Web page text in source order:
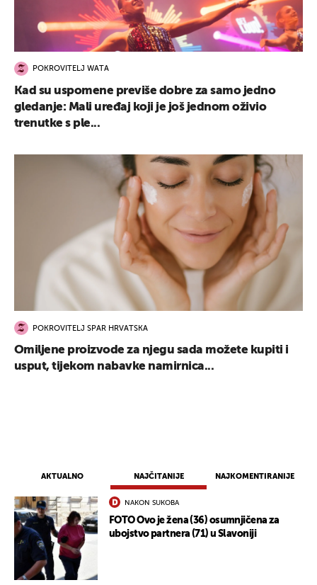
AKTUALNO NAJČITANIJE NAJKOMENTIRANIJE
NAKON SUKOBA
FOTO Ovo je žena (36) osumnjičena za
ubojstvo partnera (71) u Slavoniji
POKROVITELJ WATA
Kad su uspomene previše dobre za samo jedno
gledanje: Mali uređaj koji je još jednom oživio
trenutke s ple...
POKROVITELJ SPAR HRVATSKA
Omiljene proizvode za njegu sada možete kupiti i
usput, tijekom nabavke namirnica...